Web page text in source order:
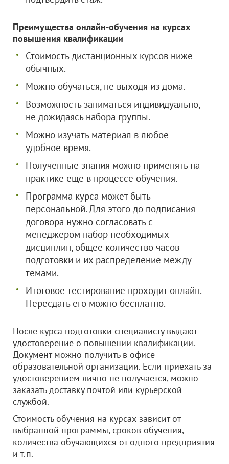
Преимущества онлайн-обучения на курсах
повышения квалификации
Стоимость дистанционных курсов ниже
обычных.
Можно обучаться, не выходя из дома.
Возможность заниматься индивидуально,
не дожидаясь набора группы.
Можно изучать материал в любое
удобное время.
Полученные знания можно применять на
практике еще в процессе обучения.
Программа курса может быть
персональной. Для этого до подписания
договора нужно согласовать с
менеджером набор необходимых
дисциплин, общее количество часов
подготовки и их распределение между
темами.
Итоговое тестирование проходит онлайн.
Пересдать его можно бесплатно.
После курса подготовки специалисту выдают
удостоверение о повышении квалификации.
Документ можно получить в офисе
образовательной организации. Если приехать за
удостоверением лично не получается, можно
заказать доставку почтой или курьерской
службой.
Стоимость обучения на курсах зависит от
выбранной программы, сроков обучения,
количества обучающихся от одного предприятия
и т.п.